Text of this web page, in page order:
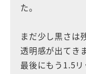
た。
まだ少し黒さは
透明感が出てき
最後にもう1.5リ